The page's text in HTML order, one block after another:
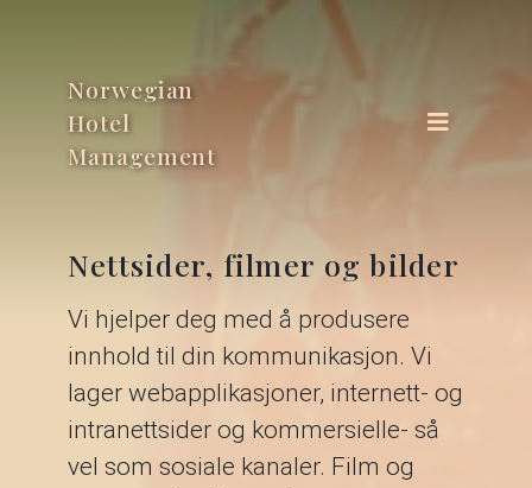
Norwegian
Hotel
Management
Nettsider, filmer og bilder
Vi hjelper deg med å produsere
innhold til din kommunikasjon. Vi
lager webapplikasjoner, internett- og
intranettsider og kommersielle- så
vel som sosiale kanaler. Film og